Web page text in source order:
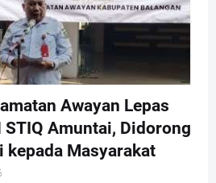
Awayan Lepas
STIQ Amuntai, Didorong
kepada Masyarakat